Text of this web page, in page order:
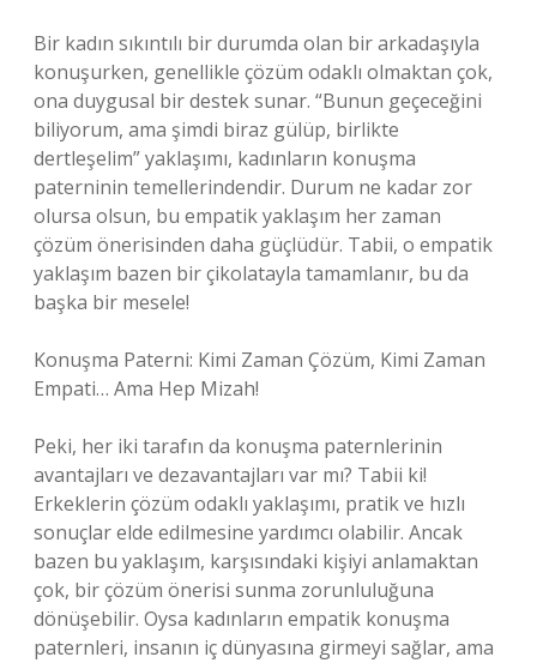
Bir kadın sıkıntılı bir durumda olan bir arkadaşıyla
konuşurken, genellikle çözüm odaklı olmaktan çok,
ona duygusal bir destek sunar. “Bunun geçeceğini
biliyorum, ama şimdi biraz gülüp, birlikte
dertleşelim” yaklaşımı, kadınların konuşma
paterninin temellerindendir. Durum ne kadar zor
olursa olsun, bu empatik yaklaşım her zaman
çözüm önerisinden daha güçlüdür. Tabii, o empatik
yaklaşım bazen bir çikolatayla tamamlanır, bu da
başka bir mesele!
Konuşma Paterni: Kimi Zaman Çözüm, Kimi Zaman
Empati… Ama Hep Mizah!
Peki, her iki tarafın da konuşma paternlerinin
avantajları ve dezavantajları var mı? Tabii ki!
Erkeklerin çözüm odaklı yaklaşımı, pratik ve hızlı
sonuçlar elde edilmesine yardımcı olabilir. Ancak
bazen bu yaklaşım, karşısındaki kişiyi anlamaktan
çok, bir çözüm önerisi sunma zorunluluğuna
dönüşebilir. Oysa kadınların empatik konuşma
paternleri, insanın iç dünyasına girmeyi sağlar, ama